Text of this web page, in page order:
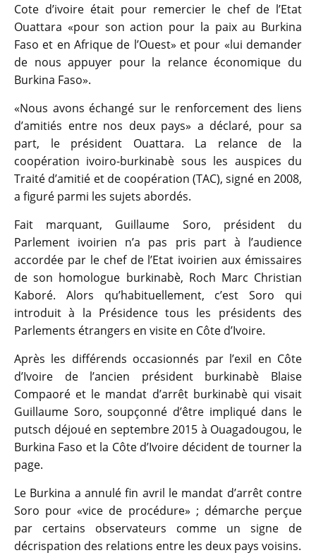
Cote d’ivoire était pour remercier le chef de l’Etat
Ouattara «pour son action pour la paix au Burkina
Faso et en Afrique de l’Ouest» et pour «lui demander
de nous appuyer pour la relance économique du
Burkina Faso».
«Nous avons échangé sur le renforcement des liens
d’amitiés entre nos deux pays» a déclaré, pour sa
part, le président Ouattara. La relance de la
coopération ivoiro-burkinabè sous les auspices du
Traité d’amitié et de coopération (TAC), signé en 2008,
a figuré parmi les sujets abordés.
Fait marquant, Guillaume Soro, président du
Parlement ivoirien n’a pas pris part à l’audience
accordée par le chef de l’Etat ivoirien aux émissaires
de son homologue burkinabè, Roch Marc Christian
Kaboré. Alors qu’habituellement, c’est Soro qui
introduit à la Présidence tous les présidents des
Parlements étrangers en visite en Côte d’Ivoire.
Après les différends occasionnés par l’exil en Côte
d’Ivoire de l’ancien président burkinabè Blaise
Compaoré et le mandat d’arrêt burkinabè qui visait
Guillaume Soro, soupçonné d’être impliqué dans le
putsch déjoué en septembre 2015 à Ouagadougou, le
Burkina Faso et la Côte d’Ivoire décident de tourner la
page.
Le Burkina a annulé fin avril le mandat d’arrêt contre
Soro pour «vice de procédure» ; démarche perçue
par certains observateurs comme un signe de
décrispation des relations entre les deux pays voisins.